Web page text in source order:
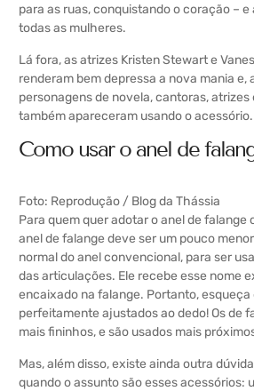
para as ruas, conquistando o coração – e
todas as mulheres.
Lá fora, as atrizes Kristen Stewart e
renderam bem depressa a nova mania e,
personagens de novela, cantoras, atrizes
também apareceram usando o acessório.
Como usar o anel de
Foto: Reprodução / Blog da Thássia
Para quem quer adotar o anel de falange
anel de falange deve ser um pouco
normal do anel convencional, para ser
das articulações. Ele recebe esse nome
encaixado na falange. Portanto, esqueça
perfeitamente ajustados ao dedo! Os de
mais fininhos, e são usados mais
Mas, além disso, existe ainda outra
quando o assunto são esses acessórios: